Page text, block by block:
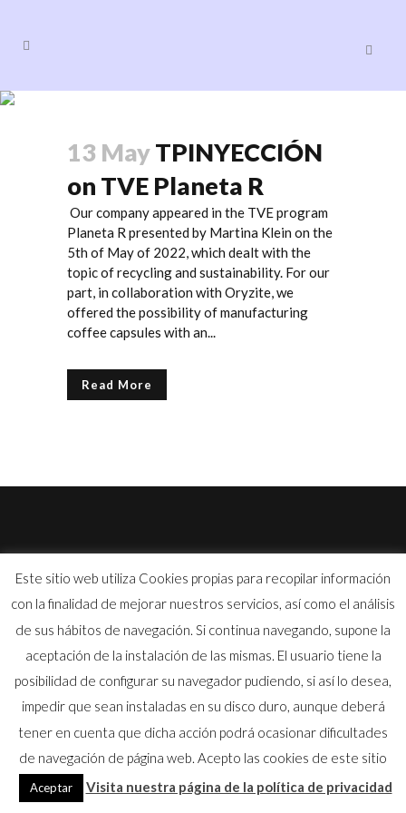
13 MayTPINYECCIÓN
on TVE Planeta R
Our company appeared in the TVE program
Planeta R presented by Martina Klein on the
5th of May of 2022, which dealt with the
topic of recycling and sustainability. For our
part, in collaboration with Oryzite, we
offered the possibility of manufacturing
coffee capsules with an...
Read More
©tpinyeccion.com– All rights reserved | Legal Notice|
Privacy Policy| Cookies policy
Quality politics| ISO Certificate:Español|Inglés|Francés
Sanitary registration of industries and food products in
Catalonia – Nº RGSEAA 39.008390/B
Este sitio web utiliza Cookies propias para recopilar información
con la finalidad de mejorar nuestros servicios, así como el análisis
de sus hábitos de navegación. Si continua navegando, supone la
aceptación de la instalación de las mismas. El usuario tiene la
posibilidad de configurar su navegador pudiendo, si así lo desea,
impedir que sean instaladas en su disco duro, aunque deberá
tener en cuenta que dicha acción podrá ocasionar dificultades
de navegación de página web. Acepto las cookies de este sitio
Aceptar Visita nuestra página de la política de privacidad